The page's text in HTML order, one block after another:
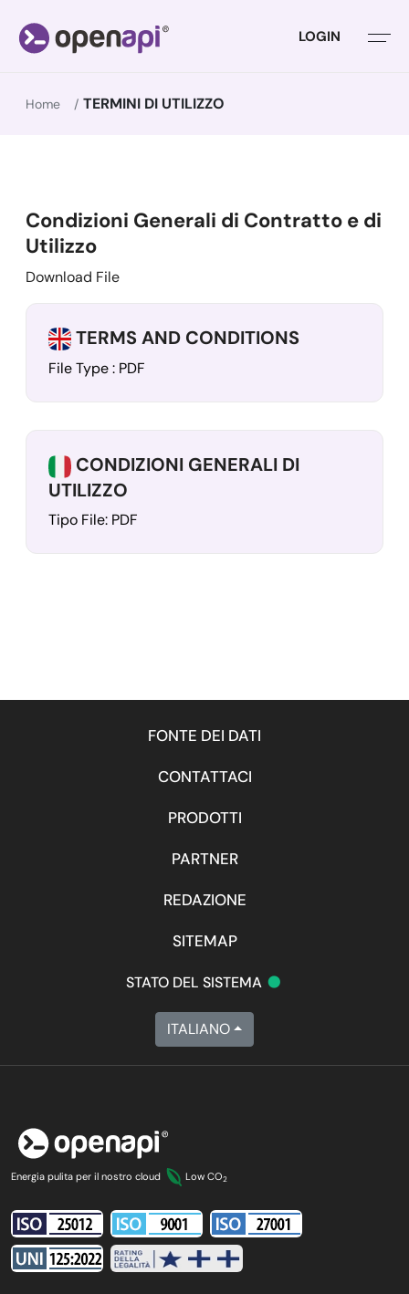
LOGIN
Home TERMINI DI UTILIZZO
Condizioni Generali di Contratto e di
Utilizzo
Download File
TERMS AND CONDITIONS
File Type : PDF
CONDIZIONI GENERALI DI
UTILIZZO
Tipo File: PDF
FONTE DEI DATI
CONTATTACI
PRODOTTI
PARTNER
REDAZIONE
SITEMAP
STATO DEL SISTEMA •
ITALIANO
Energia pulita per il nostro cloud Low CO2